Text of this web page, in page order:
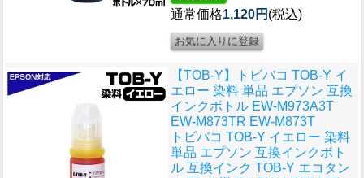
通常価格1,120円 (税込)
【TOB-Y】トビバコ TOB-Y イ
エロー 染料 単品 エプソン 互換
インクボトル EW-M973A3T
EW-M873TR EW-M873T
トビバコ TOB-Y イエロー 染料
単品 エプソン 互換インクボト
ル 互換インク TOB-Y エコタン